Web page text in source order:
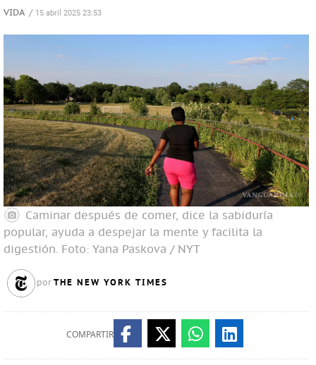
VIDA / 15 abril 2025 23:53
Caminar después de comer, dice la sabiduría
popular, ayuda a despejar la mente y facilita la
digestión. Foto: Yana Paskova / NYT
por THE NEW YORK TIMES
COMPARTIR